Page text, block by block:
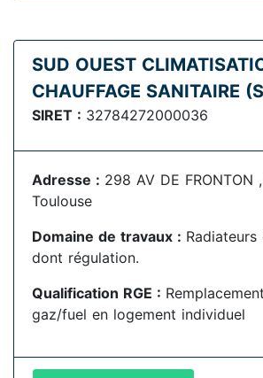
SUD OUEST
CHAUFFAGE SANITAIRE
SIRET : 32784272000036
Adresse : 298 AV DE FRONTON
Toulouse
Domaine de travaux : Radiateurs
dont régulation.
Qualification RGE :
gaz/fuel en logement individuel